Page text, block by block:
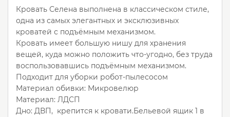
Кровать Селена выполнена в классическом стиле,
одна из самых элегантных и эксклюзивных
кроватей с подъёмным механизмом.
Кровать имеет большую нишу для хранения
вещей, куда можно положить что-угодно, без труда
воспользовавшись подъёмным механизмом.
Подходит для уборки робот-пылесосом
Материал обивки: Микровелюр
Материал: ЛДСП
Дно: ДВП, крепится к кровати.Бельевой ящик 1 в